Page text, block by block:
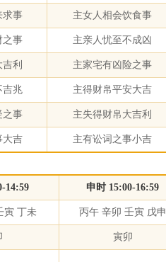
求事 主女人相会饮食事
之事 主亲人忧至不成凶
利 主家宅有凶险之事
吉兆 主得财帛平安大吉
之事 主失得财帛大吉利
大吉 主有讼词之事小吉
14:59 申时 15:00-16:59
寅 丁未 丙午 辛卯 壬寅 戊申
寅卯